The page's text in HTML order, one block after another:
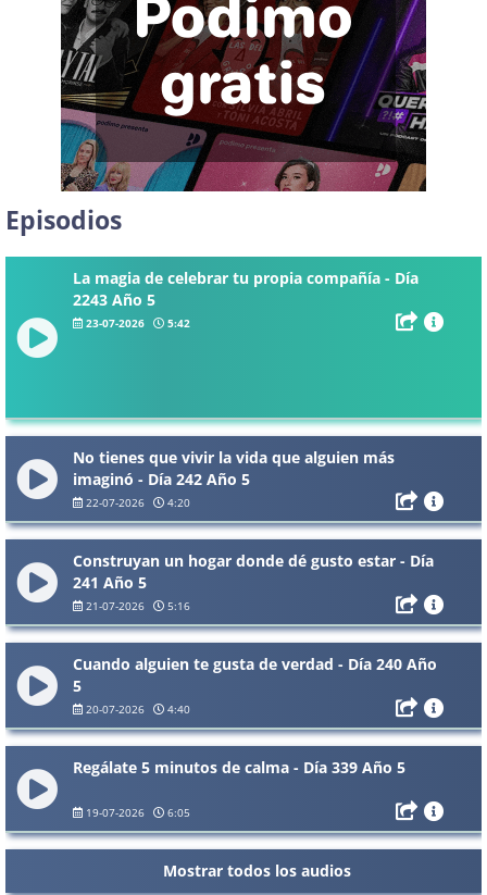
Episodios
La magia de celebrar tu propia compañía - Día
2243 Año 5
23-07-2026 5:42
No tienes que vivir la vida que alguien más
imaginó - Día 242 Año 5
22-07-2026 4:20
Construyan un hogar donde dé gusto estar - Día
241 Año 5
21-07-2026 5:16
Cuando alguien te gusta de verdad - Día 240 Año
5
20-07-2026 4:40
Regálate 5 minutos de calma - Día 339 Año 5
19-07-2026 6:05
Mostrar todos los audios